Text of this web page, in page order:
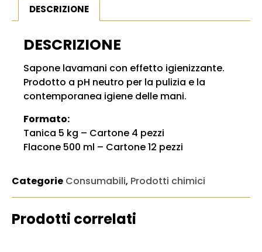
DESCRIZIONE
DESCRIZIONE
Sapone lavamani con effetto igienizzante.
Prodotto a pH neutro per la pulizia e la
contemporanea igiene delle mani.
Formato:
Tanica 5 kg – Cartone 4 pezzi
Flacone 500 ml – Cartone 12 pezzi
Categorie Consumabili, Prodotti chimici
Prodotti correlati